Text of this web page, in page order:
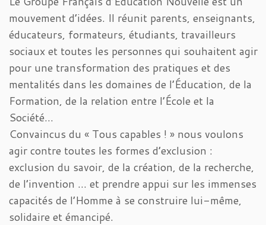
mouvement d’idées. Il réunit parents, enseignants,
éducateurs, formateurs, étudiants, travailleurs
sociaux et toutes les personnes qui souhaitent agir
pour une transformation des pratiques et des
mentalités dans les domaines de l’Éducation, de la
Formation, de la relation entre l’École et la
Société…
Convaincus du « Tous capables ! » nous voulons
agir contre toutes les formes d’exclusion :
exclusion du savoir, de la création, de la recherche,
de l’invention … et prendre appui sur les immenses
capacités de l’Homme à se construire lui-même,
solidaire et émancipé.